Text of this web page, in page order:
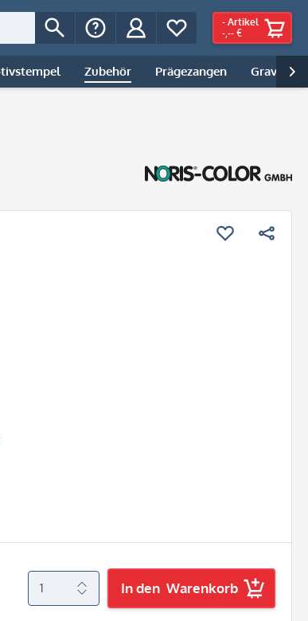
- Artikel
-,-- €
Zubehör Prägezangen Gravur |

In den Warenkorb